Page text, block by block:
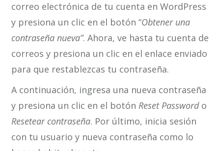
correo electrónica de tu cuenta en WordPress
y presiona un clic en el botón “Obtener una
contraseña nueva”. Ahora, ve hasta tu cuenta de
correos y presiona un clic en el enlace enviado
para que restablezcas tu contraseña.
A continuación, ingresa una nueva contraseña
y presiona un clic en el botón Reset Password o
Resetear contraseña. Por último, inicia sesión
con tu usuario y nueva contraseña como lo